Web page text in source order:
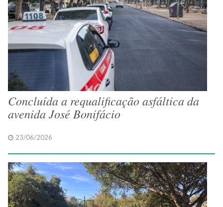
Concluída a requalificação asfáltica da
avenida José Bonifácio
23/06/2026